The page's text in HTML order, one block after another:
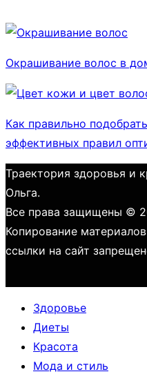
Окрашивание волос в
Как правильно
эффективных правил
Траектория здоровья и
Ольга.
Все права защищены ©
Копирование
ссылки на сайт
Здоровье
Диеты
Красота
Мода и стиль